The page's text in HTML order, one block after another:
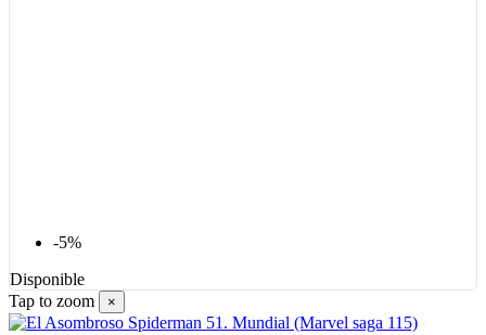
-5%
Disponible
Tap to zoom
×